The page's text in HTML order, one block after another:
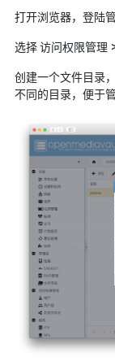
打开浏览器，登陆
选择 访问权限管理
创建一个文件目录
不同的目录，便于
暗网
网页
🎬在线
影视
星视
在线